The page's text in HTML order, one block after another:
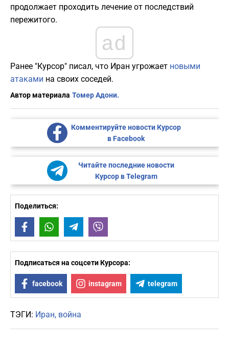
продолжает проходить лечение от последствий
пережитого.
ad
Ранее "Курсор" писал, что Иран угрожает новыми
атаками на своих соседей.
Автор материала Томер Адони.
Комментируйте новости Курсор
в Facebook
Читайте последние новости
Курсор в Telegram
Поделиться:
FacebookWhatsAppTelegram
Подписаться на соцсети Курсора:
facebook instagram telegram
ТЭГИ: Иран война